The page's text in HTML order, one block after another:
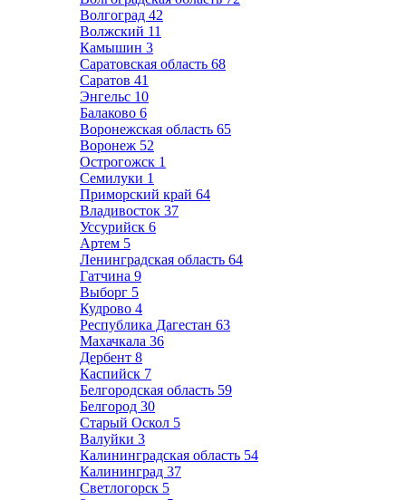
Волгоград 42
Волжский 11
Камышин 3
Саратовская область 68
Саратов 41
Энгельс 10
Балаково 6
Воронежская область 65
Воронеж 52
Острогожск 1
Семилуки 1
Приморский край 64
Владивосток 37
Уссурийск 6
Артем 5
Ленинградская область 64
Гатчина 9
Выборг 5
Кудрово 4
Республика Дагестан 63
Махачкала 36
Дербент 8
Каспийск 7
Белгородская область 59
Белгород 30
Старый Оскол 5
Валуйки 3
Калининградская область 54
Калининград 37
Светлогорск 5